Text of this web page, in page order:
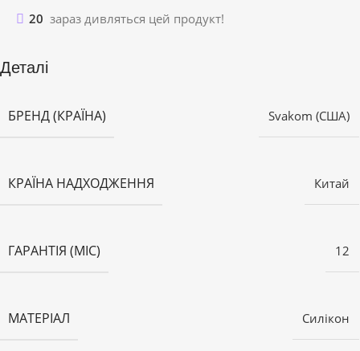
20 зараз дивляться цей продукт!
Деталі
БРЕНД (КРАЇНА) Svakom (США)
КРАЇНА НАДХОДЖЕННЯ Китай
ГАРАНТІЯ (МІС) 12
МАТЕРІАЛ Силікон